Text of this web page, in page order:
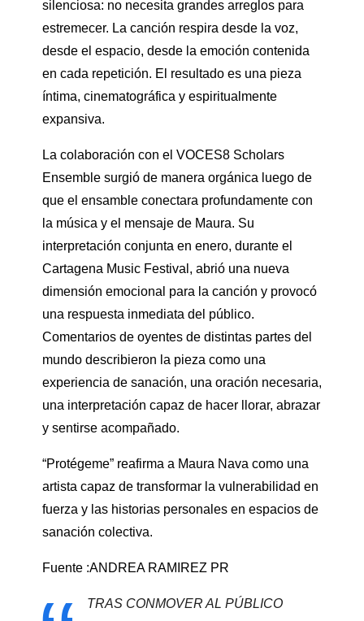
silenciosa: no necesita grandes arreglos para
estremecer. La canción respira desde la voz,
desde el espacio, desde la emoción contenida
en cada repetición. El resultado es una pieza
íntima, cinematográfica y espiritualmente
expansiva.
La colaboración con el VOCES8 Scholars
Ensemble surgió de manera orgánica luego de
que el ensamble conectara profundamente con
la música y el mensaje de Maura. Su
interpretación conjunta en enero, durante el
Cartagena Music Festival, abrió una nueva
dimensión emocional para la canción y provocó
una respuesta inmediata del público.
Comentarios de oyentes de distintas partes del
mundo describieron la pieza como una
experiencia de sanación, una oración necesaria,
una interpretación capaz de hacer llorar, abrazar
y sentirse acompañado.
“Protégeme” reafirma a Maura Nava como una
artista capaz de transformar la vulnerabilidad en
fuerza y las historias personales en espacios de
sanación colectiva.
Fuente :ANDREA RAMIREZ PR
TRAS CONMOVER AL PÚBLICO